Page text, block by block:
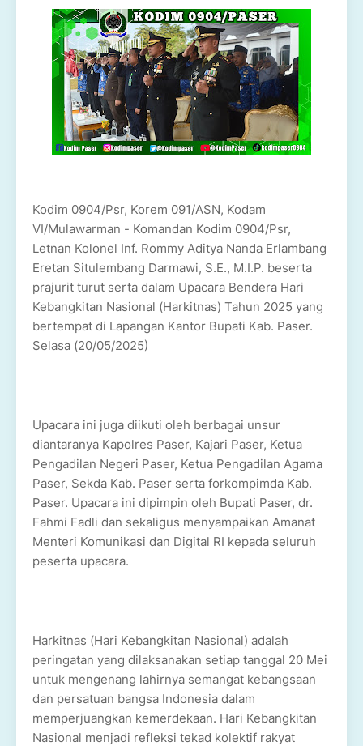
Kodim 0904/Psr, Korem 091/ASN, Kodam
VI/Mulawarman - Komandan Kodim 0904/Psr,
Letnan Kolonel Inf. Rommy Aditya Nanda Erlambang
Eretan Situlembang Darmawi, S.E., M.I.P. beserta
prajurit turut serta dalam Upacara Bendera Hari
Kebangkitan Nasional (Harkitnas) Tahun 2025 yang
bertempat di Lapangan Kantor Bupati Kab. Paser.
Selasa (20/05/2025)
Upacara ini juga diikuti oleh berbagai unsur
diantaranya Kapolres Paser, Kajari Paser, Ketua
Pengadilan Negeri Paser, Ketua Pengadilan Agama
Paser, Sekda Kab. Paser serta forkompimda Kab.
Paser. Upacara ini dipimpin oleh Bupati Paser, dr.
Fahmi Fadli dan sekaligus menyampaikan Amanat
Menteri Komunikasi dan Digital RI kepada seluruh
peserta upacara.
Harkitnas (Hari Kebangkitan Nasional) adalah
peringatan yang dilaksanakan setiap tanggal 20 Mei
untuk mengenang lahirnya semangat kebangsaan
dan persatuan bangsa Indonesia dalam
memperjuangkan kemerdekaan. Hari Kebangkitan
Nasional menjadi refleksi tekad kolektif rakyat